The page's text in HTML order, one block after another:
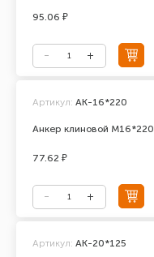
95.06 ₽
Анкер клиновой М16*220
Артикул: АК-16*220
77.62 ₽
Артикул: АК-20*125